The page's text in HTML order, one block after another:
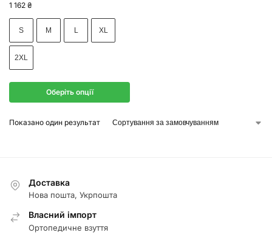
1 162 ₴
S M L XL
2XL
Оберіть опції
Показано один результат
Доставка
Нова пошта, Укрпошта
Власний імпорт
Ортопедичне взуття